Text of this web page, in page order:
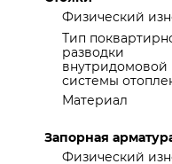
Физический
Тип
разводки
внутридомовой
системы
Материал
Запорная
Физический